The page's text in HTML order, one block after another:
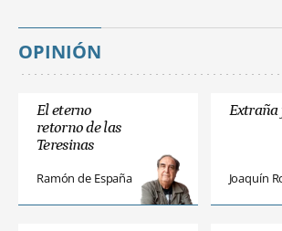
OPINIÓN
El eterno
retorno de las
Teresinas
Ramón de España Joaquín